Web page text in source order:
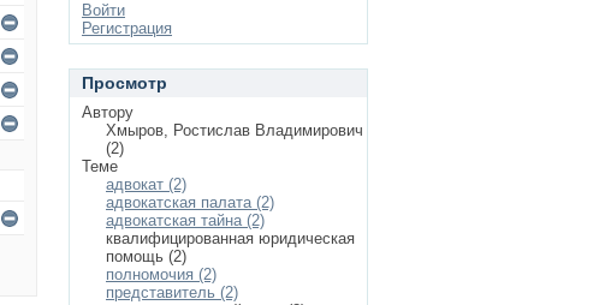
Войти
Регистрация
Просмотр
Автору
Хмыров, Ростислав Владимирович
(2)
Теме
адвокат (2)
адвокатская палата (2)
адвокатская тайна (2)
квалифицированная юридическая
помощь (2)
полномочия (2)
представитель (2)